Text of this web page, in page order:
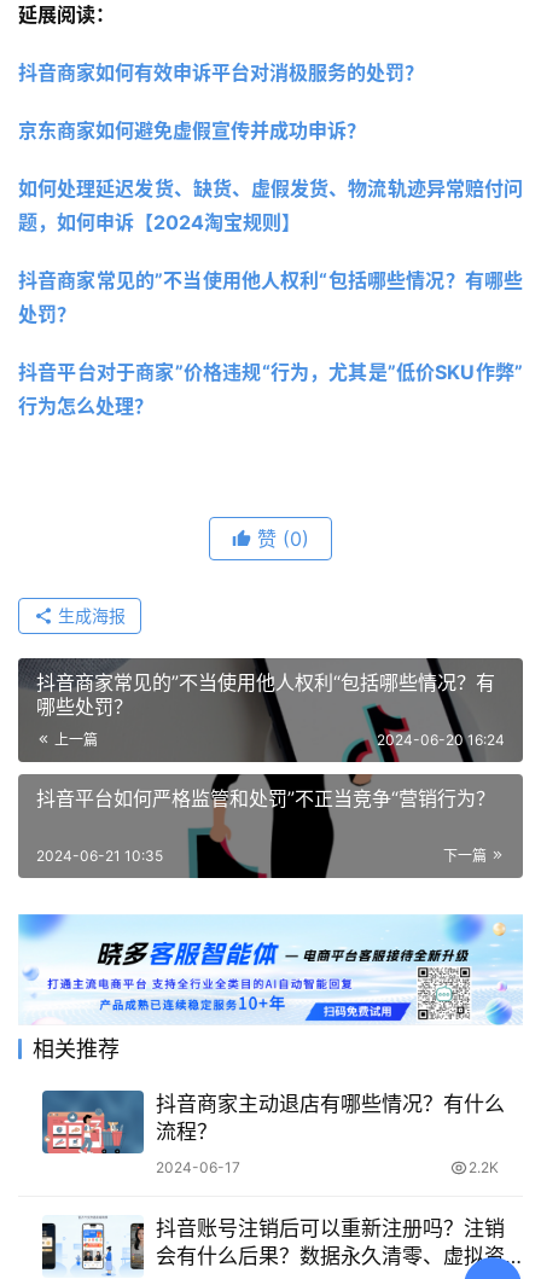
延展阅读：
抖音商家如何有效申诉平台对消极服务的处罚？
京东商家如何避免虚假宣传并成功申诉？
如何处理延迟发货、缺货、虚假发货、物流轨迹异常赔付问
题，如何申诉【2024淘宝规则】
抖音商家常见的”不当使用他人权利“包括哪些情况？有哪些
处罚？
抖音平台对于商家”价格违规“行为，尤其是”低价SKU作弊”
行为怎么处理？
赞 (0)
生成海报
抖音商家常见的”不当使用他人权利“包括哪些情况？有
哪些处罚？
上一篇 2024-06-20 16:24
抖音平台如何严格监管和处罚”不正当竞争“营销行为？
下一篇
2024-06-21 10:35
相关推荐
抖音商家主动退店有哪些情况？有什么
流程？
2024-06-17 2.2K
抖音账号注销后可以重新注册吗？注销
会有什么后果？数据永久清零、虚拟资